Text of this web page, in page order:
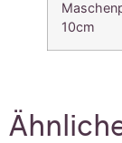
10cm